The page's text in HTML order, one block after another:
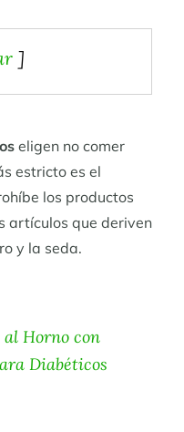
eligen no comer
estricto es el
los productos
artículos que deriven
y la seda.
al Horno con
Diabéticos